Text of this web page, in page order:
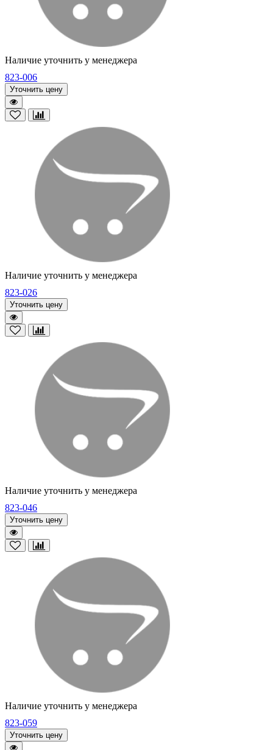
Наличие уточнить у менеджера
823-006
Уточнить цену
Наличие уточнить у менеджера
823-026
Уточнить цену
Наличие уточнить у менеджера
823-046
Уточнить цену
Наличие уточнить у менеджера
823-059
Уточнить цену